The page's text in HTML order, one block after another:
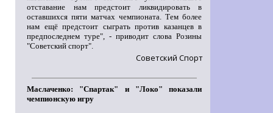
отставание нам предстоит ликвидировать в
оставшихся пяти матчах чемпионата. Тем более
нам ещё предстоит сыграть против казанцев в
предпоследнем туре", - приводит слова Розины
"Советский спорт".
Советский Спорт
Маслаченко: "Спартак" и "Локо" показали
чемпионскую игру